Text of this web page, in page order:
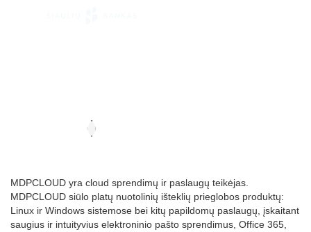
MDPCLOUD yra cloud sprendimų ir paslaugų teikėjas.
MDPCLOUD siūlo platų nuotolinių išteklių prieglobos produktų:
Linux ir Windows sistemose bei kitų papildomų paslaugų, įskaitant
saugius ir intuityvius elektroninio pašto sprendimus, Office 365,